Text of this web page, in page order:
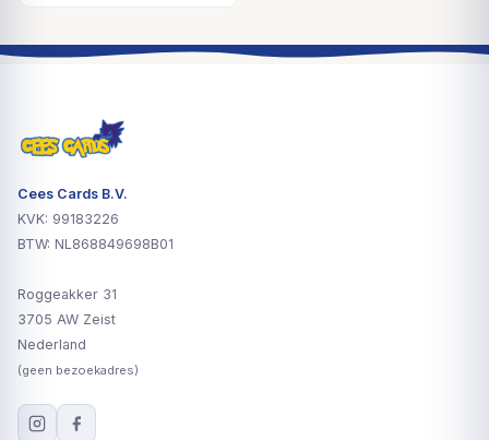
Cees Cards B.V.
KVK: 99183226
BTW: NL868849698B01
Roggeakker 31
3705 AW Zeist
Nederland
(geen bezoekadres)